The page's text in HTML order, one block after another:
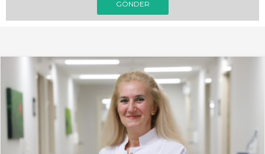
GÖNDER